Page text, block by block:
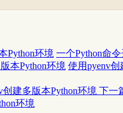
Python环境 一个Python命
本Python环境 使用pyenv
创建多版本Python环境 下一
环境